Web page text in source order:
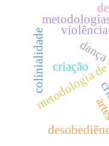
metodologiadança
violência
criação
colinialidade